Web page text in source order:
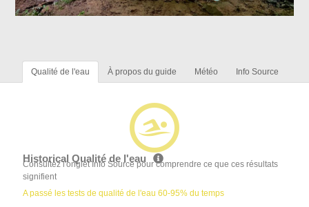
Qualité de l'eau À propos du guide Météo Info Source
Historical Qualité de l'eau
Consultez l'onglet Info Source pour comprendre ce que ces résultats
signifient
A passé les tests de qualité de l'eau 60-95% du temps